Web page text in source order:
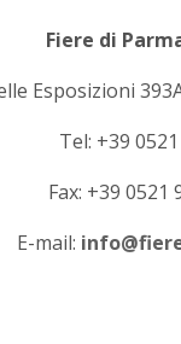
Fiere di
Esposizioni
Tel: +39
Fax: +39 0521
E-mail: